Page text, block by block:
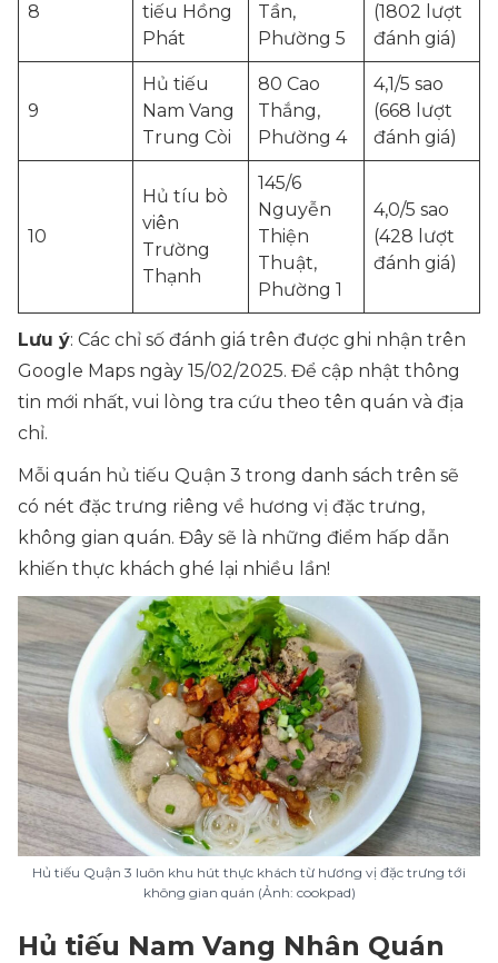
8
tiếu Hồng
Phát
Tần,
Phường 5
(1802 lượt
đánh giá)
9
Hủ tiếu
Nam Vang
Trung Còi
80 Cao
Thắng,
Phường 4
4,1/5 sao
(668 lượt
đánh giá)
10
Hủ tíu bò
viên
Trường
Thạnh
145/6
Nguyễn
Thiện
Thuật,
Phường 1
4,0/5 sao
(428 lượt
đánh giá)
Lưu ý: Các chỉ số đánh giá trên được ghi nhận trên
Google Maps ngày 15/02/2025. Để cập nhật thông
tin mới nhất, vui lòng tra cứu theo tên quán và địa
chỉ.
Mỗi quán hủ tiếu Quận 3 trong danh sách trên sẽ
có nét đặc trưng riêng về hương vị đặc trưng,
không gian quán. Đây sẽ là những điểm hấp dẫn
khiến thực khách ghé lại nhiều lần!
Hủ tiếu Quận 3 luôn khu hút thực khách từ hương vị đặc trưng tới
không gian quán (Ảnh: cookpad)
Hủ tiếu Nam Vang Nhân Quán